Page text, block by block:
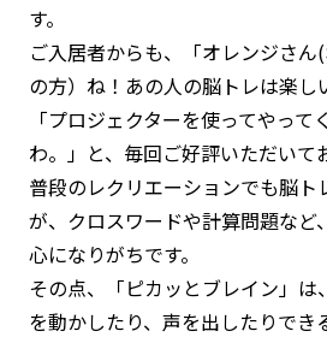
す。
ご入居者からも、「オレンジさ
の方）ね！あの人の脳トレは楽し
「プロジェクターを使ってやっ
わ。」と、毎回ご好評いただいて
普段のレクリエーションでも脳ト
が、クロスワードや計算問題など
心になりがちです。
その点、「ピカッとブレイン」
を動かしたり、声を出したりでき